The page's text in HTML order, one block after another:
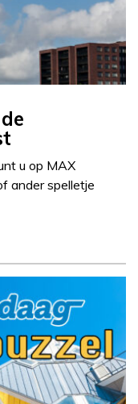
u op MAX
ander spelletje